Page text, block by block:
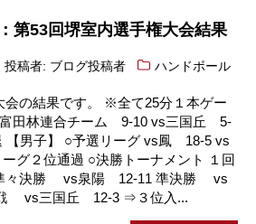
第53回堺室内選手権大会結果
投稿者: ブログ投稿者 ハンドボール
会の結果です。 ※全て25分１本ゲー
富田林連合チーム 9-10 vs三国丘 5-
【男子】 ○予選リーグ vs鳳 18-5 vs
グ２位通過 ○決勝トーナメント １回
決勝 vs泉陽 12-11 準決勝 vs
vs三国丘 12-3 ⇒３位入...